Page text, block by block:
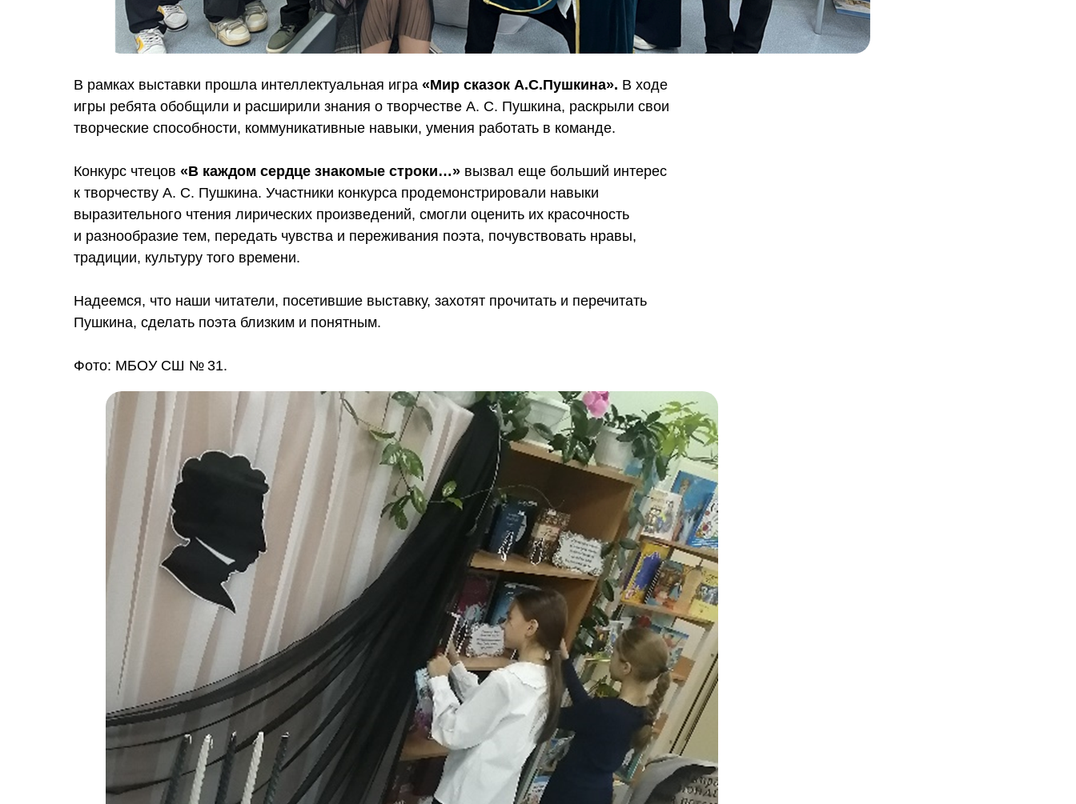
В рамках выставки прошла интеллектуальная игра «Мир сказок А.С.Пушкина». В ходе
игры ребята обобщили и расширили знания о творчестве А. С. Пушкина, раскрыли свои
творческие способности, коммуникативные навыки, умения работать в команде.
Конкурс чтецов «В каждом сердце знакомые строки…» вызвал еще больший интерес
к творчеству А. С. Пушкина. Участники конкурса продемонстрировали навыки
выразительного чтения лирических произведений, смогли оценить их красочность
и разнообразие тем, передать чувства и переживания поэта, почувствовать нравы,
традиции, культуру того времени.
Надеемся, что наши читатели, посетившие выставку, захотят прочитать и перечитать
Пушкина, сделать поэта близким и понятным.
Фото: МБОУ СШ № 31.